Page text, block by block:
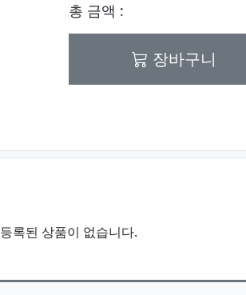
총 금액 :
장바구니
등록된 상품이 없습니다.